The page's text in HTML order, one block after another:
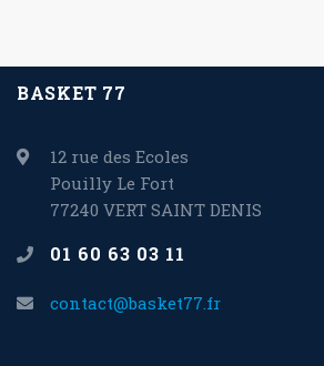
BASKET 77
12 rue des Ecoles
Pouilly Le Fort
77240 VERT SAINT DENIS
01 60 63 03 11
contact@basket77.fr